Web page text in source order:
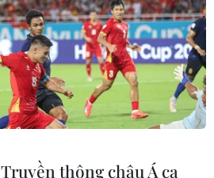
thông châu Á ca